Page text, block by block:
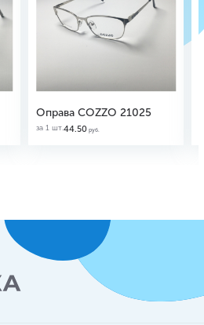
Оправа COZZO 21025
за 1 шт.44.50 руб.